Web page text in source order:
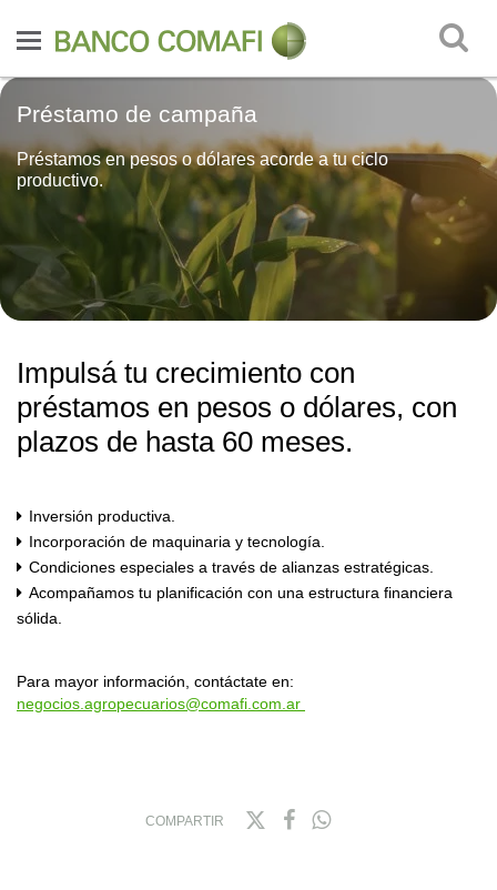
Préstamo de campaña
Préstamos en pesos o dólares acorde a tu ciclo
productivo.
Impulsá tu crecimiento con
préstamos en pesos o dólares, con
plazos de hasta 60 meses.
Inversión productiva.
Incorporación de maquinaria y tecnología.
Condiciones especiales a través de alianzas estratégicas.
Acompañamos tu planificación con una estructura financiera
sólida.
Para mayor información, contáctate en:
negocios.agropecuarios@comafi.com.ar
COMPARTIR